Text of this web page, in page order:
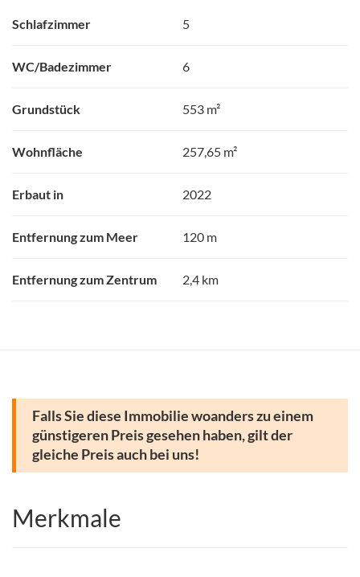
Schlafzimmer 5
WC/Badezimmer 6
Grundstück 553 m²
Wohnfläche 257,65 m²
Erbaut in 2022
Entfernung zum Meer 120 m
Entfernung zum Zentrum 2,4 km
Falls Sie diese Immobilie woanders zu einem
günstigeren Preis gesehen haben, gilt der
gleiche Preis auch bei uns!
Merkmale